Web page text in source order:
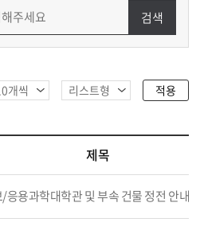
검색
적용
제목
용과학대학관 및 부속 건물 정전 안내(2026. 1.